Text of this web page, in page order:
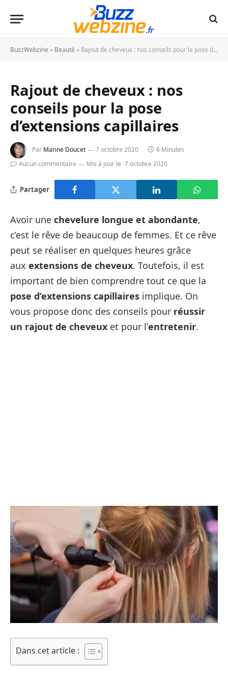
BuzzWebzine » Beauté » Rajout de cheveux : nos conseils pour la pose d’extensions capillaires
Rajout de cheveux : nos
conseils pour la pose
d’extensions capillaires
Par Marine Doucet 7 octobre 2020
6 Minutes
Aucun commentaire
Mis à jour le 7 octobre 2020
Partager
Avoir une chevelure longue et abondante,
c’est le rêve de beaucoup de femmes. Et ce rêve
peut se réaliser en quelques heures grâce
aux extensions de cheveux. Toutefois, il est
important de bien comprendre tout ce que la
pose d’extensions capillaires implique. On
vous propose donc des conseils pour réussir
un rajout de cheveux et pour l’entretenir.
Dans cet article :